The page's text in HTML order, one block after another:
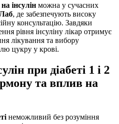
інсулін можна у сучасних
, де забезпечують високу
консультацію. Завдяки
рівня інсуліну лікар отримує
лікування та вибору
цукру у крові.
при діабеті 1 і 2
та вплив на
неможливий без розуміння